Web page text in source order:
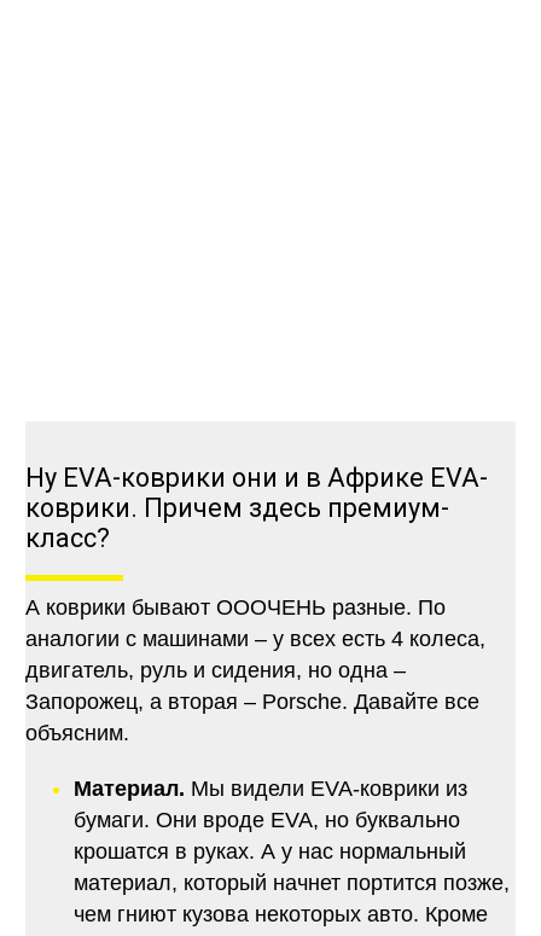
Ну EVA-коврики они и в Африке EVA-
коврики. Причем здесь премиум-
класс?
А коврики бывают ОООЧЕНЬ разные. По
аналогии с машинами – у всех есть 4 колеса,
двигатель, руль и сидения, но одна –
Запорожец, а вторая – Porsche. Давайте все
объясним.
Материал. Мы видели EVA-коврики из
бумаги. Они вроде EVA, но буквально
крошатся в руках. А у нас нормальный
материал, который начнет портится позже,
чем гниют кузова некоторых авто. Кроме